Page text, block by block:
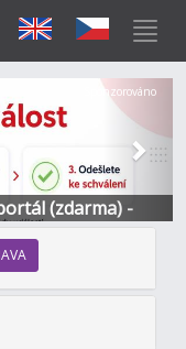
(zdarma) -
Další
Sponzorováno